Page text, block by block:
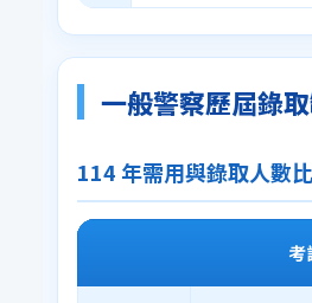
一般警察歷屆錄
114 年需用與錄取人數
考